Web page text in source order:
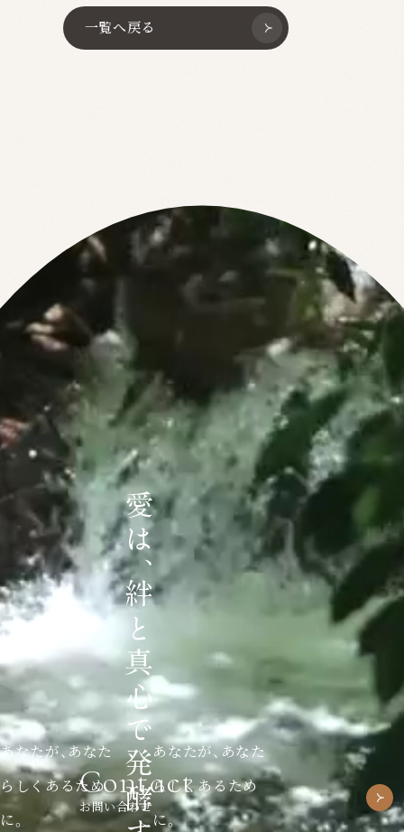
一覧へ戻る
あなたが、あなた
らしくあるため
に。
あなたが、あなた
らしくあるため
に。
Contact
お問い合わせ